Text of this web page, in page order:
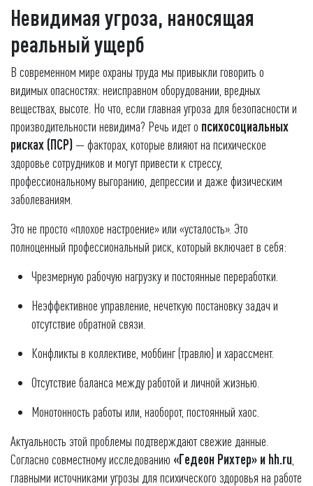
Невидимая угроза, наносящая
реальный ущерб
В современном мире охраны труда мы привыкли говорить о
видимых опасностях: неисправном оборудовании, вредных
веществах, высоте. Но что, если главная угроза для безопасности и
производительности невидима? Речь идет о психосоциальных
рисках (ПСР) — факторах, которые влияют на психическое
здоровье сотрудников и могут привести к стрессу,
профессиональному выгоранию, депрессии и даже физическим
заболеваниям.
Это не просто «плохое настроение» или «усталость». Это
полноценный профессиональный риск, который включает в себя:
Чрезмерную рабочую нагрузку и постоянные переработки.
Неэффективное управление, нечеткую постановку задач и
отсутствие обратной связи.
Конфликты в коллективе, моббинг (травлю) и харассмент.
Отсутствие баланса между работой и личной жизнью.
Монотонность работы или, наоборот, постоянный хаос.
Актуальность этой проблемы подтверждают свежие данные.
Согласно совместному исследованию «Гедеон Рихтер» и hh.ru
главными источниками угрозы для психического здоровья на работе